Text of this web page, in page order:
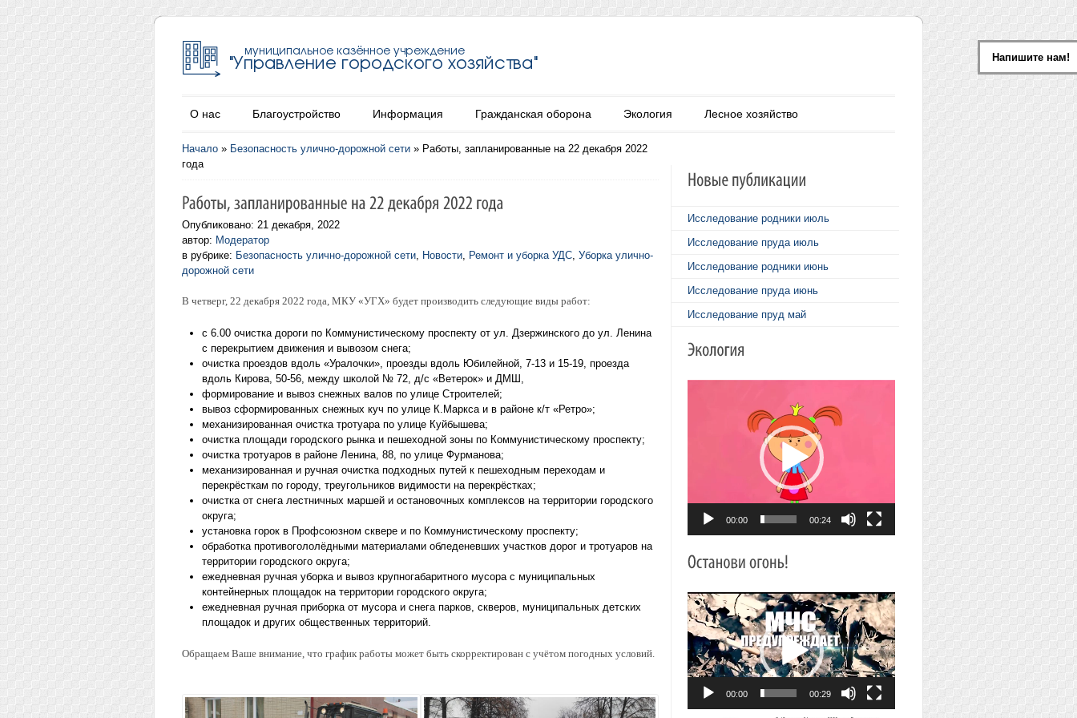
О нас Благоустройство Информация Гражданская оборона Экология Лесное хозяйство
Начало » Безопасность улично-дорожной сети » Работы, запланированные на 22 декабря 2022
года
Опубликовано: 21 декабря, 2022
автор: Модератор
в рубрике: Безопасность улично-дорожной сети, Новости, Ремонт и уборка УДС, Уборка улично-
дорожной сети
В четверг, 22 декабря 2022 года, МКУ «УГХ» будет производить следующие виды работ:
с 6.00 очистка дороги по Коммунистическому проспекту от ул. Дзержинского до ул. Ленина
с перекрытием движения и вывозом снега;
очистка проездов вдоль «Уралочки», проезды вдоль Юбилейной, 7-13 и 15-19, проезда
вдоль Кирова, 50-56, между школой № 72, д/с «Ветерок» и ДМШ,
формирование и вывоз снежных валов по улице Строителей;
вывоз сформированных снежных куч по улице К.Маркса и в районе к/т «Ретро»;
механизированная очистка тротуара по улице Куйбышева;
очистка площади городского рынка и пешеходной зоны по Коммунистическому проспекту;
очистка тротуаров в районе Ленина, 88, по улице Фурманова;
механизированная и ручная очистка подходных путей к пешеходным переходам и
перекрёсткам по городу, треугольников видимости на перекрёстках;
очистка от снега лестничных маршей и остановочных комплексов на территории городского
округа;
установка горок в Профсоюзном сквере и по Коммунистическому проспекту;
обработка противогололёдными материалами обледеневших участков дорог и тротуаров на
территории городского округа;
ежедневная ручная уборка и вывоз крупногабаритного мусора с муниципальных
контейнерных площадок на территории городского округа;
ежедневная ручная приборка от мусора и снега парков, скверов, муниципальных детских
площадок и других общественных территорий.
Обращаем Ваше внимание, что график работы может быть скорректирован с учётом погодных условий.
Исследование родники июль
Исследование пруда июль
Исследование родники июнь
Исследование пруда июнь
Исследование пруд май
00:00 00:24
Видеоплеер
00:00 00:29
Напишите нам!